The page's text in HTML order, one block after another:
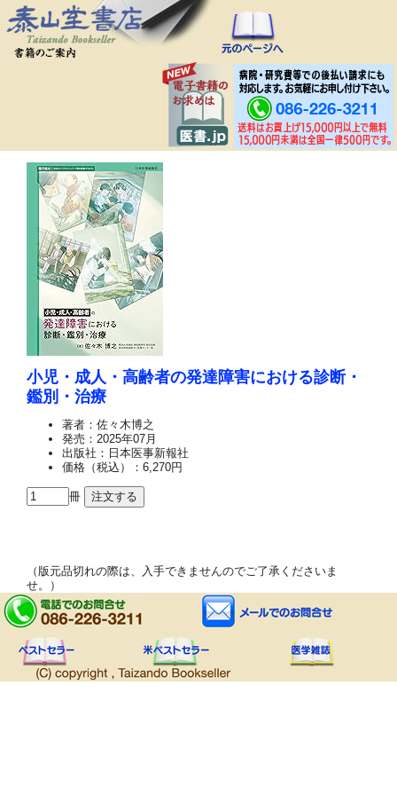
小児・成人・高齢者の発達障害における診断・
鑑別・治療
著者：佐々木博之
発売：2025年07月
出版社：日本医事新報社
価格（税込）：6,270円
冊
（版元品切れの際は、入手できませんのでご了承くださいま
せ。）